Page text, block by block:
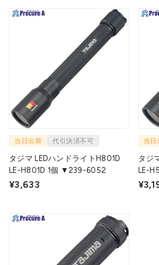
当日出荷 代引決済不可
タジマ LEDハンドライトH801D
LE-H801D 1個 ▼239-6052
¥3,633
当日
タジ